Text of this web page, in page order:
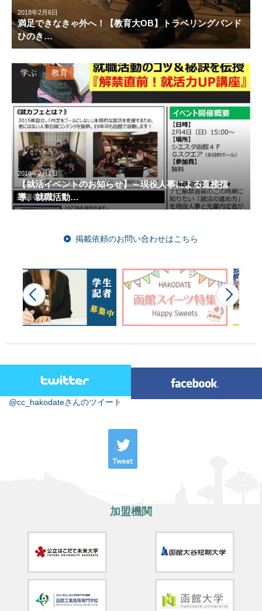
2018年2月6日
満足できなきゃ外へ！【教育大OB】トラベリングバンド
ひのき…
2018年2月1日
【就活イベントのお知らせ】～現役人事による直接指
導、就職活動…
学ぶ 教育
掲載依頼のお問い合わせはこちら
@cc_hakodateさんのツイート
加盟機関